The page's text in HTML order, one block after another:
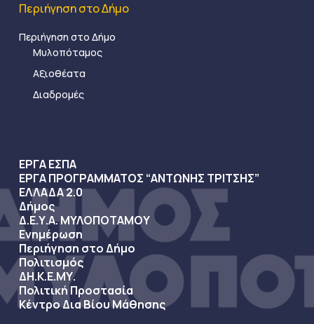
Περιήγηση στο Δήμο
Περιήγηση στο Δήμο
Μυλοπόταμος
Αξιοθέατα
Διαδρομές
ΕΡΓΑ ΕΣΠΑ
ΕΡΓΑ ΠΡΟΓΡΑΜΜΑΤΟΣ “ΑΝΤΩΝΗΣ ΤΡΙΤΣΗΣ”
ΕΛΛΑΔΑ 2.0
Δήμος
Δ.Ε.Υ.Α. ΜΥΛΟΠΟΤΑΜΟΥ
Ενημέρωση
Περιήγηση στο Δήμο
Πολιτισμός
ΔΗ.Κ.Ε.ΜΥ.
Πολιτική Προστασία
Κέντρο Δια Βίου Μάθησης